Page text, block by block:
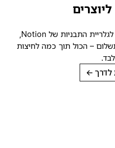
להעלות את התבנית שלכם לגלריית התבניות של Notion,
– הכול תוך כמה לחיצות
→